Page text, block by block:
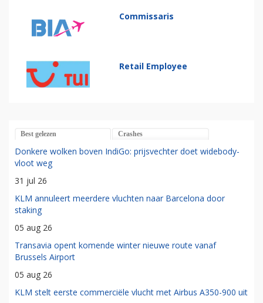
Commissaris
Retail Employee
Best gelezen Crashes
Donkere wolken boven IndiGo: prijsvechter doet widebody-
vloot weg
31 jul 26
KLM annuleert meerdere vluchten naar Barcelona door
staking
05 aug 26
Transavia opent komende winter nieuwe route vanaf
Brussels Airport
05 aug 26
KLM stelt eerste commerciële vlucht met Airbus A350-900 uit